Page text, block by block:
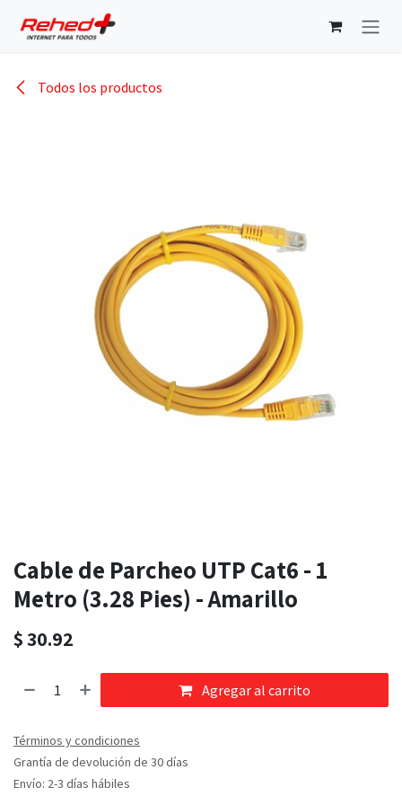
Todos los productos
Cable de Parcheo UTP Cat6 - 1
Metro (3.28 Pies) - Amarillo
$30.92
Agregar al carrito
Términos y condiciones
Grantía de devolución de 30 días
Envío: 2-3 días hábiles